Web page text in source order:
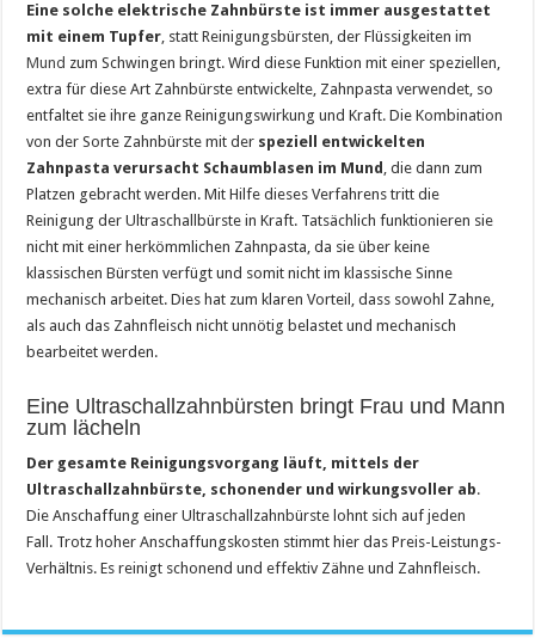
Eine solche elektrische Zahnbürste ist immer ausgestattet
mit einem Tupfer, statt Reinigungsbürsten, der Flüssigkeiten im
Mund zum Schwingen bringt. Wird diese Funktion mit einer speziellen,
extra für diese Art Zahnbürste entwickelte, Zahnpasta verwendet, so
entfaltet sie ihre ganze Reinigungswirkung und Kraft. Die Kombination
von der Sorte Zahnbürste mit der speziell entwickelten
Zahnpasta verursacht Schaumblasen im Mund , die dann zum
Platzen gebracht werden. Mit Hilfe dieses Verfahrens tritt die
Reinigung der Ultraschallbürste in Kraft. Tatsächlich funktionieren sie
nicht mit einer herkömmlichen Zahnpasta, da sie über keine
klassischen Bürsten verfügt und somit nicht im klassische Sinne
mechanisch arbeitet. Dies hat zum klaren Vorteil, dass sowohl Zahne,
als auch das Zahnfleisch nicht unnötig belastet und mechanisch
bearbeitet werden.
Eine Ultraschallzahnbürsten bringt Frau und Mann
zum lächeln
Der gesamte Reinigungsvorgang läuft, mittels der
Ultraschallzahnbürste, schonender und wirkungsvoller ab.
Die Anschaffung einer Ultraschallzahnbürste lohnt sich auf jeden
Fall. Trotz hoher Anschaffungskosten stimmt hier das Preis-Leistungs-
Verhältnis. Es reinigt schonend und effektiv Zähne und Zahnfleisch.